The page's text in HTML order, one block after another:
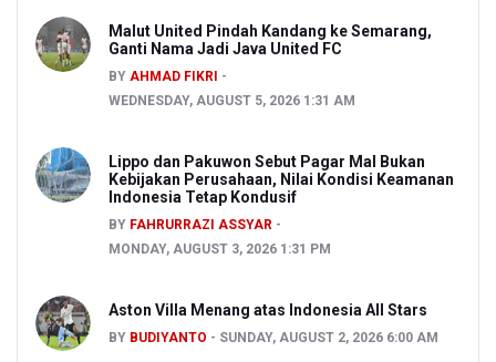
Malut United Pindah Kandang ke Semarang,
Ganti Nama Jadi Java United FC
BY AHMAD FIKRI
WEDNESDAY, AUGUST 5, 2026 1:31 AM
Lippo dan Pakuwon Sebut Pagar Mal Bukan
Kebijakan Perusahaan, Nilai Kondisi Keamanan
Indonesia Tetap Kondusif
BY FAHRURRAZI ASSYAR
MONDAY, AUGUST 3, 2026 1:31 PM
Aston Villa Menang atas Indonesia All Stars
BY BUDIYANTO SUNDAY, AUGUST 2, 2026 6:00 AM